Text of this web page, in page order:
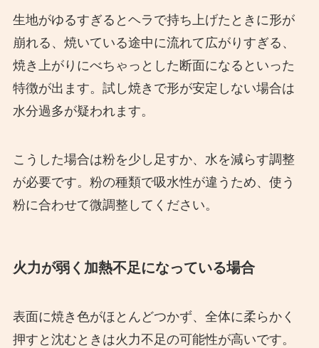
生地がゆるすぎるとヘラで持ち上げたときに形が
崩れる、焼いている途中に流れて広がりすぎる、
焼き上がりにべちゃっとした断面になるといった
特徴が出ます。試し焼きで形が安定しない場合は
水分過多が疑われます。
こうした場合は粉を少し足すか、水を減らす調整
が必要です。粉の種類で吸水性が違うため、使う
粉に合わせて微調整してください。
火力が弱く加熱不足になっている場合
表面に焼き色がほとんどつかず、全体に柔らかく
押すと沈むときは火力不足の可能性が高いです。